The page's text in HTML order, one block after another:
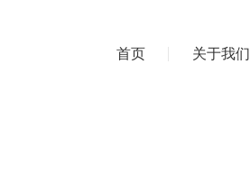
首页 关于我们